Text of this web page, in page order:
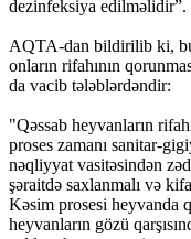
dezinfeksiya edilməlidir”.
AQTA-dan bildirilib ki,
onların rifahının
da vacib tələblərdəndir:
"Qəssab heyvanların
proses zamanı sanitar-
nəqliyyat vasitəsindən
şəraitdə saxlanmalı və
Kəsim prosesi heyvanda
heyvanların gözü